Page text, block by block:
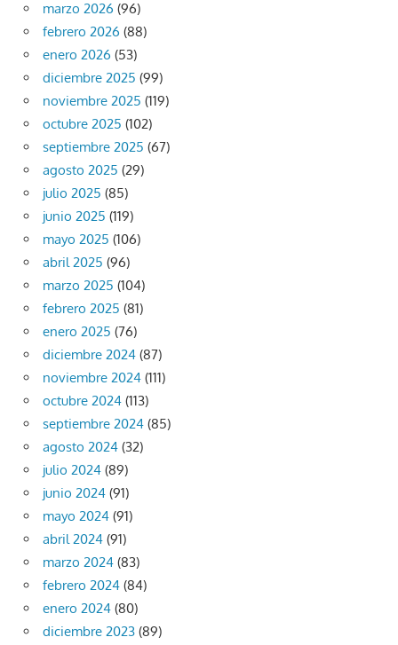
marzo 2026 (96)
febrero 2026 (88)
enero 2026 (53)
diciembre 2025 (99)
noviembre 2025 (119)
octubre 2025 (102)
septiembre 2025 (67)
agosto 2025 (29)
julio 2025 (85)
junio 2025 (119)
mayo 2025 (106)
abril 2025 (96)
marzo 2025 (104)
febrero 2025 (81)
enero 2025 (76)
diciembre 2024 (87)
noviembre 2024 (111)
octubre 2024 (113)
septiembre 2024 (85)
agosto 2024 (32)
julio 2024 (89)
junio 2024 (91)
mayo 2024 (91)
abril 2024 (91)
marzo 2024 (83)
febrero 2024 (84)
enero 2024 (80)
diciembre 2023 (89)